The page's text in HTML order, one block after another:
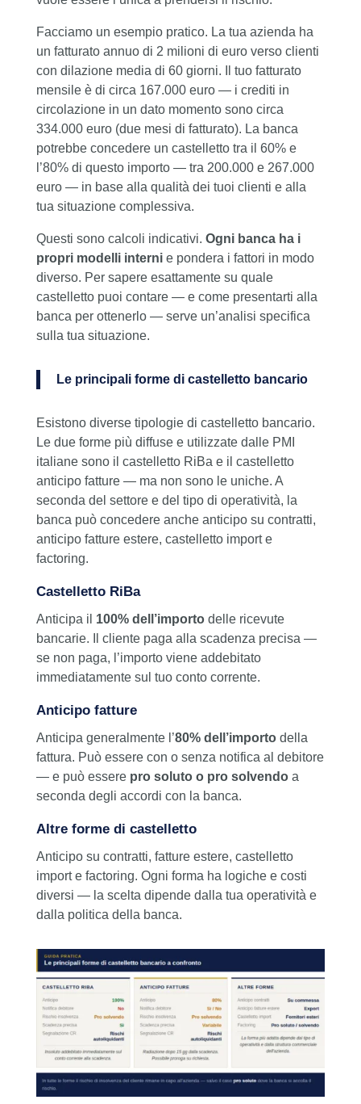
Facciamo un esempio pratico. La tua azienda ha
un fatturato annuo di 2 milioni di euro verso clienti
con dilazione media di 60 giorni. Il tuo fatturato
mensile è di circa 167.000 euro — i crediti in
circolazione in un dato momento sono circa
334.000 euro (due mesi di fatturato). La banca
potrebbe concedere un castelletto tra il 60% e
l’80% di questo importo — tra 200.000 e 267.000
euro — in base alla qualità dei tuoi clienti e alla
tua situazione complessiva.
Questi sono calcoli indicativi. Ogni banca ha i
propri modelli internie pondera i fattori in modo
diverso. Per sapere esattamente su quale
castelletto puoi contare — e come presentarti alla
banca per ottenerlo — serve un’analisi specifica
sulla tua situazione.
Le principali forme di castelletto bancario
Esistono diverse tipologie di castelletto bancario.
Le due forme più diffuse e utilizzate dalle PMI
italiane sono il castelletto RiBa e il castelletto
anticipo fatture — ma non sono le uniche. A
seconda del settore e del tipo di operatività, la
banca può concedere anche anticipo su contratti,
anticipo fatture estere, castelletto import e
factoring.
Castelletto RiBa
Anticipa il 100% dell’importodelle ricevute
bancarie. Il cliente paga alla scadenza precisa —
se non paga, l’importo viene addebitato
immediatamente sul tuo conto corrente.
Anticipo fatture
Anticipa generalmente l’80% dell’importodella
fattura. Può essere con o senza notifica al debitore
— e può essere pro soluto o pro solvendoa
seconda degli accordi con la banca.
Altre forme di castelletto
Anticipo su contratti, fatture estere, castelletto
import e factoring. Ogni forma ha logiche e costi
diversi — la scelta dipende dalla tua operatività e
dalla politica della banca.